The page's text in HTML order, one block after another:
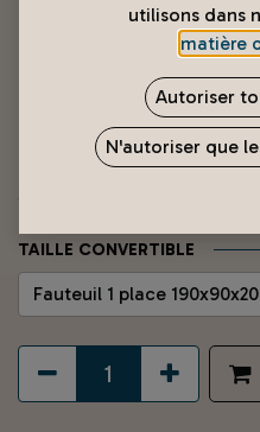
Convertible
offert"
TAILLE CONVERTIBLE
utilisons dans
matière
Autoriser
N'autoriser que